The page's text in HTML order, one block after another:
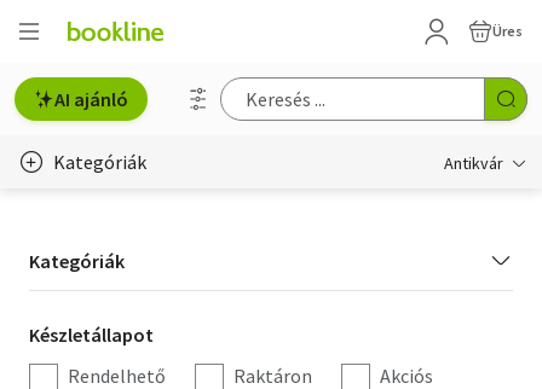
Üres
AI ajánló
Kategóriák Antikvár
Régi képeslap
Életmód, egészség
Erotika
Kategória
szűrés
Kategóriák
Készletállapot
szűrés
Készletállapot
Rendelhető
Raktáron Akciós